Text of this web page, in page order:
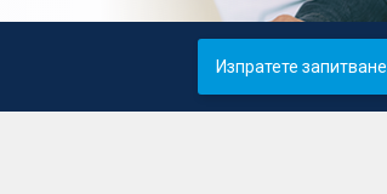
Изпратете запитване